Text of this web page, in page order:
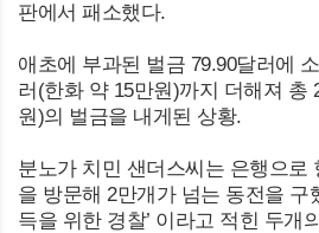
판에서 패소했다.
애초에 부과된 벌금 79.90달러에
러(한화 약 15만원)까지 더해져 총
원)의 벌금을 내게된 상황.
분노가 치민 샌더스씨는 은행으로
을 방문해 2만개가 넘는 동전을 구
득을 위한 경찰’ 이라고 적힌 두개